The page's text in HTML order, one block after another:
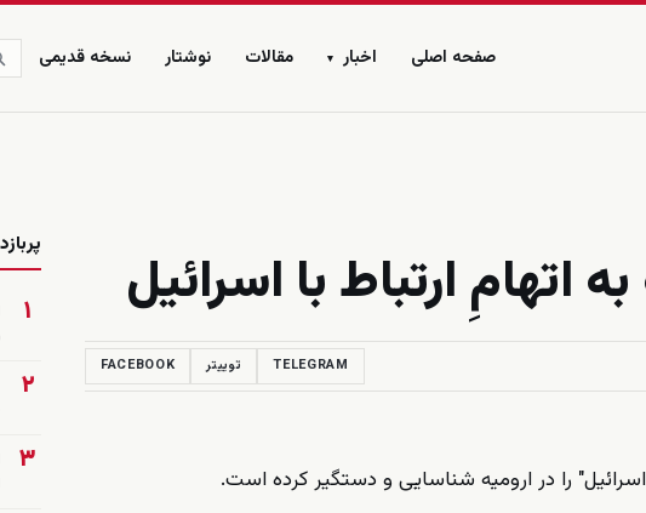
صفحه اصلی اخبار ▾ مقالات نوشتار نسخه قدیمی
اتهامِ ارتباط با اسرائیل
TELEGRAM توییتر FACEBOOK
را در ارومیه شناسایی و دستگیر کرده است.
۱
۲
۳